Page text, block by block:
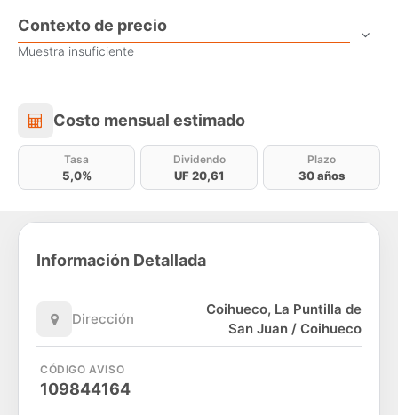
Contexto de precio
Muestra insuficiente
Costo mensual estimado
Costo mensual estimado
Tasa
5,0%
Dividendo
UF 20,61
Plazo
30 años
Información Detallada
Dirección
Coihueco, La Puntilla de
San Juan / Coihueco
CÓDIGO AVISO
109844164